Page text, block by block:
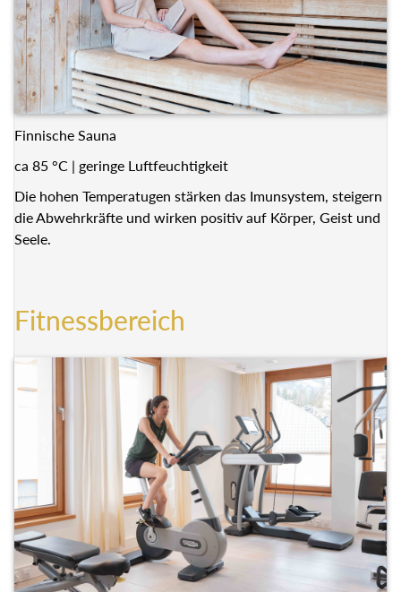
Finnische Sauna
ca 85 °C | geringe Luftfeuchtigkeit
Die hohen Temperatugen stärken das Imunsystem,
steigern die Abwehrkräfte und wirken positiv auf Körper,
Geist und Seele.
Fitnessbereich